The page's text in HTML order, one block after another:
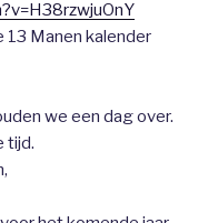
13 Manen kalender
we een dag over.
tijd.